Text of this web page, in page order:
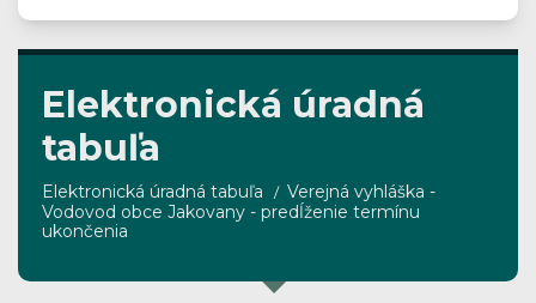
Elektronická úradná
tabuľa
Elektronická úradná tabuľa
Verejná vyhláška -
Vodovod obce Jakovany - predĺženie termínu
ukončenia